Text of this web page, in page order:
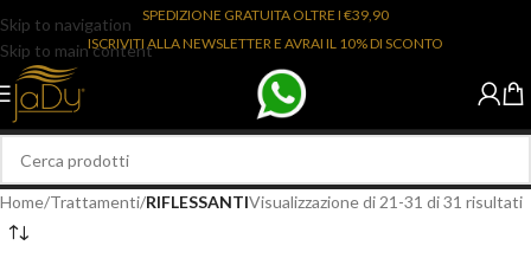
Skip to navigation
Skip to main content
SPEDIZIONE GRATUITA OLTRE I €39,90
ISCRIVITI ALLA NEWSLETTER E AVRAI IL 10% DI SCONTO
Home/Trattamenti/RIFLESSANTIVisualizzazione di 21-31 di 31 risultati